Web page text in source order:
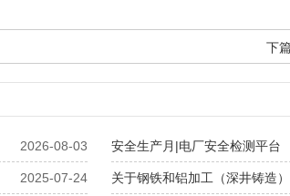
下
2026-08-03 安全生产月|电厂安全检测平台
2025-07-24 关于钢铁和铝加工（深井铸造